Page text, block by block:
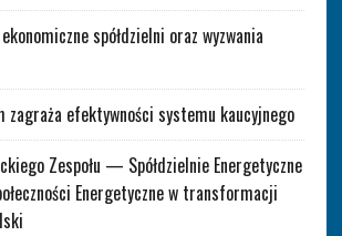
spółdzielni oraz wyzwania
zagraża efektywności systemu kaucyjnego
Zespołu — Spółdzielnie Energetyczne
Energetyczne w transformacji